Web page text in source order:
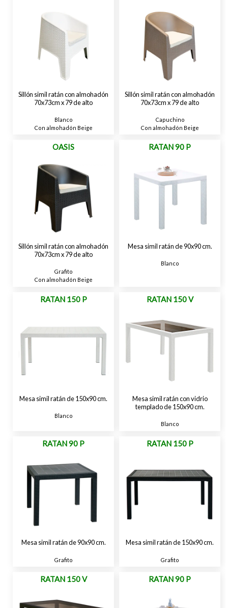
Sillón simil ratán con almohadón
70x73cm x 79 de alto
Blanco
Con almohadón Beige
Sillón simil ratán con almohadón
70x73cm x 79 de alto
Capuchino
Con almohadón Beige
OASIS
Sillón simil ratán con almohadón
70x73cm x 79 de alto
Grafito
Con almohadón Beige
RATAN 90 P
Mesa simil ratán de 90x90 cm.
Blanco
RATAN 150 P
Mesa simil ratán de 150x90 cm.
Blanco
RATAN 150 V
Mesa simil ratán con vidrio
templado de 150x90 cm.
Blanco
RATAN 90 P
Mesa simil ratán de 90x90 cm.
Grafito
RATAN 150 P
Mesa simil ratán de 150x90 cm.
Grafito
RATAN 150 V RATAN 90 P